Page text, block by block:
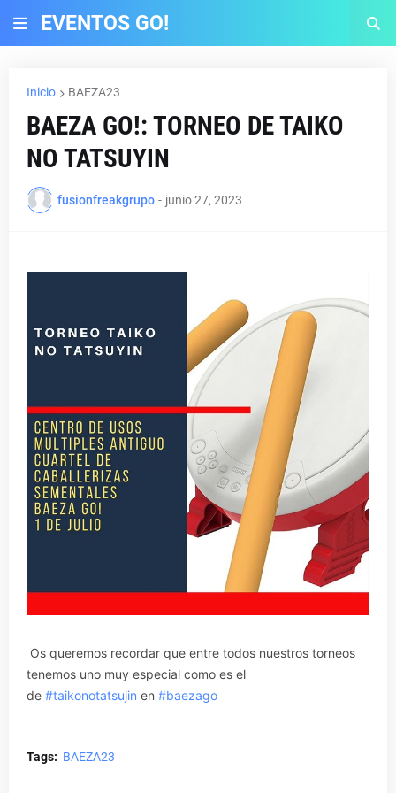
EVENTOS GO!
Inicio BAEZA23
BAEZA GO!: TORNEO DE TAIKO
NO TATSUYIN
fusionfreakgrupo - junio 27, 2023
Os queremos recordar que entre todos nuestros torneos
tenemos uno muy especial como es el
de #taikonotatsujin en #baezago
Tags: BAEZA23